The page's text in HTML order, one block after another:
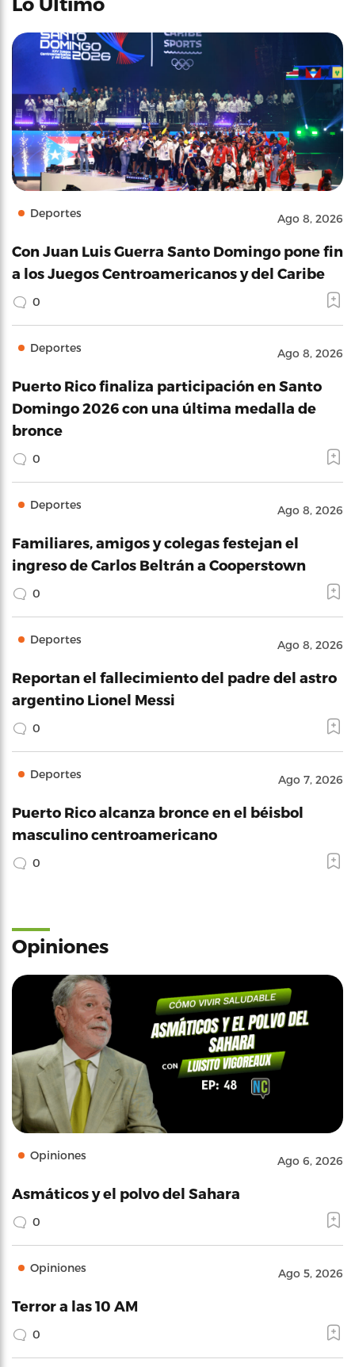
Deportes Ago 8, 2026
Con Juan Luis Guerra Santo Domingo pone fin
a los Juegos Centroamericanos y del Caribe
0
Deportes Ago 8, 2026
Puerto Rico finaliza participación en Santo
Domingo 2026 con una última medalla de
bronce
0
Deportes Ago 8, 2026
Familiares, amigos y colegas festejan el
ingreso de Carlos Beltrán a Cooperstown
0
Deportes Ago 8, 2026
Reportan el fallecimiento del padre del astro
argentino Lionel Messi
0
Deportes Ago 7, 2026
Puerto Rico alcanza bronce en el béisbol
masculino centroamericano
0
Opiniones
Opiniones Ago 6, 2026
Asmáticos y el polvo del Sahara
0
Opiniones Ago 5, 2026
Terror a las 10 AM
0